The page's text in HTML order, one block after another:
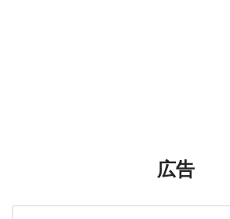
広告